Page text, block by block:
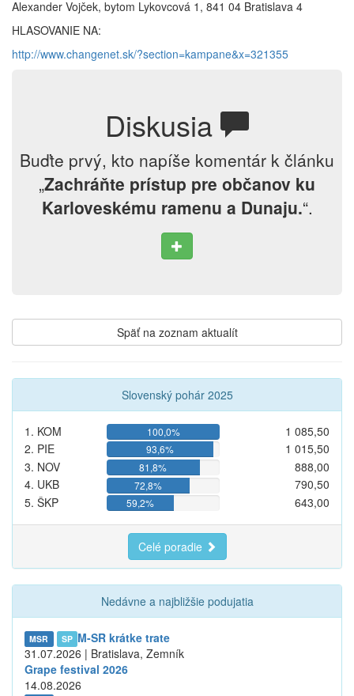
Alexander Vojček, bytom Lykovcová 1, 841 04 Bratislava 4
HLASOVANIE NA:
http://www.changenet.sk/?section=kampane&x=321355
Diskusia
Buďte prvý, kto napíše komentár k článku
„Zachráňte prístup pre občanov ku
Karloveskému ramenu a Dunaju.“.
Späť na zoznam aktualít
Slovenský pohár 2025
1. KOM 100,0%
1 085,50
2. PIE
93,6%
1 015,50
3. NOV
81,8%
888,00
4. UKB
72,8%
790,50
5. ŠKP
59,2% 643,00
Celé poradie
Nedávne a najbližšie podujatia
MSR SP M-SR krátke trate
31.07.2026 | Bratislava, Zemník
Grape festival 2026
14.08.2026